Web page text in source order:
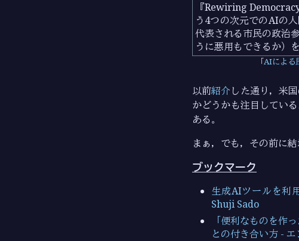
『Rewiring
う4つの次元でのAIの
代表される市民の政治
うに悪用もできるか）
AIによる
以前紹介した通り，米
かどうかも注目してい
ある。
まぁ，でも，その前に
ブックマーク
生成AIツールを利
Shuji Sado
「便利なものを作
との付き合い方 -